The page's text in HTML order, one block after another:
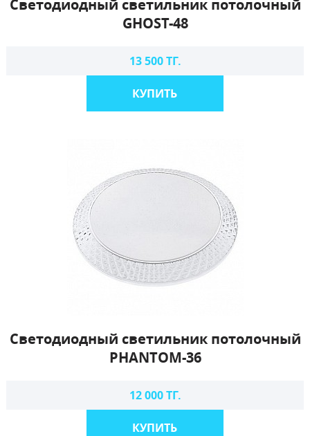
Светодиодный светильник потолочный
GHOST-48
13 500 ТГ.
КУПИТЬ
Светодиодный светильник потолочный
PHANTOM-36
12 000 ТГ.
КУПИТЬ